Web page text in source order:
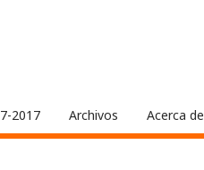
2017 Archivos Acerca de